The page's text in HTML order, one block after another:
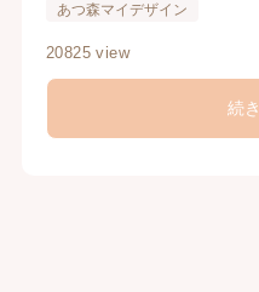
あつ森マイデザイン
20825 view
続